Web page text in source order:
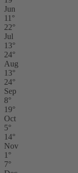
Jun
11°
22°
Jul
13°
24°
Aug
13°
24°
Sep
8°
19°
Oct
5°
14°
Nov
1°
7°